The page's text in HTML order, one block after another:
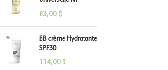
83,00$
BB crème Hydratante
SPF30
114,00$